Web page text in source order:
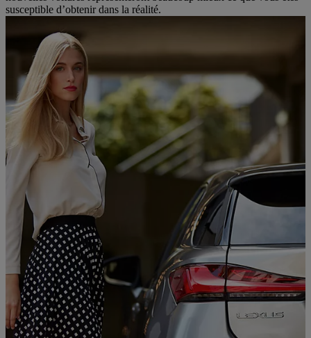
susceptible d’obtenir dans la réalité.